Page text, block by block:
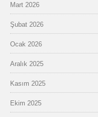
Mart 2026
Şubat 2026
Ocak 2026
Aralık 2025
Kasım 2025
Ekim 2025